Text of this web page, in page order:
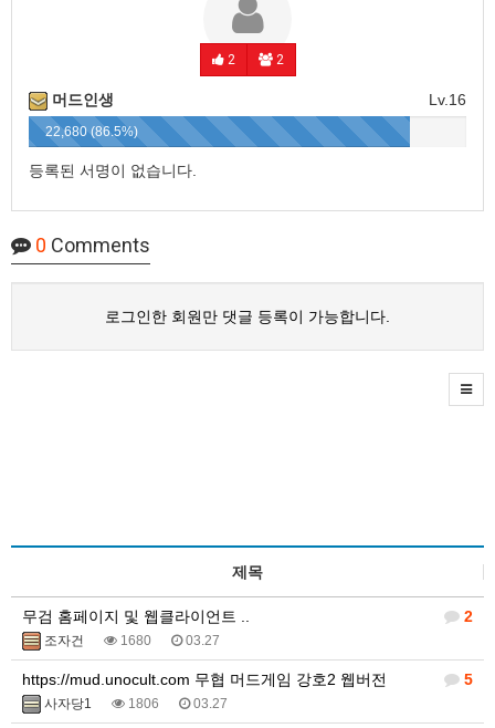
2 2
Lv.16
머드인생
22,680 (86.5%)
등록된 서명이 없습니다.
0 Comments
로그인한 회원만 댓글 등록이 가능합니다.
제목
2
무검 홈페이지 및 웹클라이언트 ..
조자건 1680 03.27
5
https://mud.unocult.com 무협 머드게임 강호2 웹버전
사자당1 1806 03.27